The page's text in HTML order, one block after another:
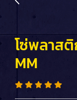
โซ่พลาส
MM